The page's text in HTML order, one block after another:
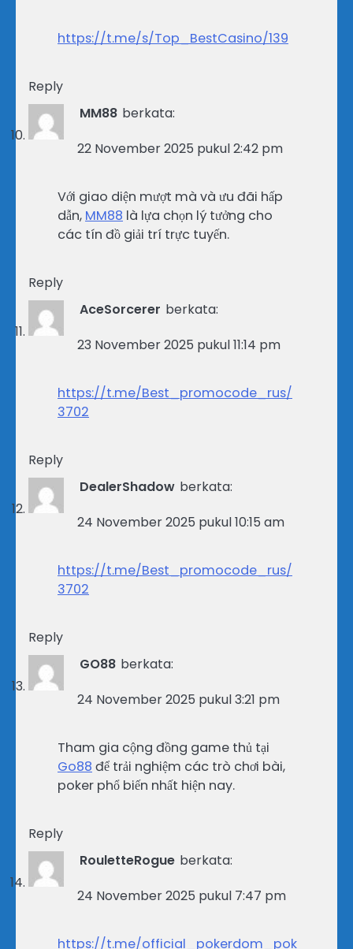
https://t.me/s/Top_BestCasino/139
Reply
MM88 berkata:
22 November 2025 pukul 2:42 pm
Với giao diện mượt mà và ưu đãi hấp
dẫn, MM88 là lựa chọn lý tưởng cho
các tín đồ giải trí trực tuyến.
Reply
AceSorcerer berkata:
23 November 2025 pukul 11:14 pm
https://t.me/Best_promocode_rus/
3702
Reply
DealerShadow berkata:
24 November 2025 pukul 10:15 am
https://t.me/Best_promocode_rus/
3702
Reply
GO88 berkata:
24 November 2025 pukul 3:21 pm
Tham gia cộng đồng game thủ tại
Go88 để trải nghiệm các trò chơi bài,
poker phổ biến nhất hiện nay.
Reply
RouletteRogue berkata:
24 November 2025 pukul 7:47 pm
https://t.me/official_pokerdom_pok